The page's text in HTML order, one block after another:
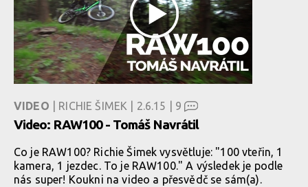
VIDEO | RICHIE ŠIMEK | 2.6.15 | 9
Video: RAW100 - Tomáš Navrátil
Co je RAW100? Richie Šimek vysvětluje: "100 vteřin, 1
kamera, 1 jezdec. To je RAW100." A výsledek je podle
nás super! Koukni na video a přesvědč se sám(a).